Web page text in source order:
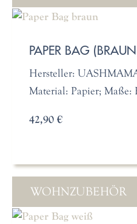
PAPER BAG
Hersteller:
Material: Papier; Maße:
42,90 €
WOHNZUBEHÖR